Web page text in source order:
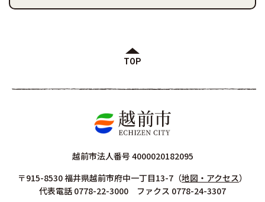
TOP
越前市法人番号 4000020182095
〒915-8530 福井県越前市府中一丁目13-7 （地図・アクセス）
代表電話 0778-22-3000 ファクス 0778-24-3307